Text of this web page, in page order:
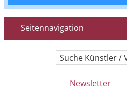
Seitennavigation
Suche Künstler /
Newsletter